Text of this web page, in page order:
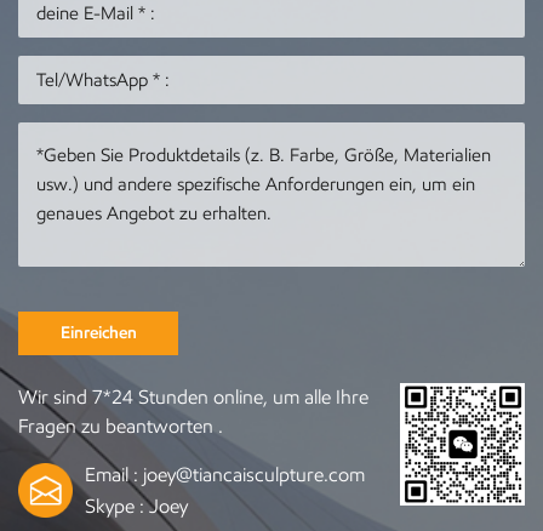
Einreichen
Wir sind 7*24 Stunden online, um alle Ihre
Fragen zu beantworten .
Email : joey@tiancaisculpture.com
Skype :Joey